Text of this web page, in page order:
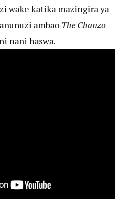
wake katika mazingira ya
ambao The Chanzo
nani haswa.